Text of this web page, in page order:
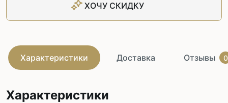
ХОЧУ СКИДКУ
Характеристики Доставка Отзывы 0
Характеристики